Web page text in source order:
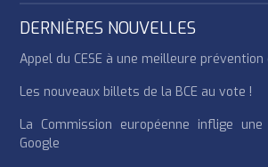
DERNIÈRES NOUVELLES
Appel du CESE à une meilleure
Les nouveaux billets de la BCE au vote !
La Commission européenne inflige
Google